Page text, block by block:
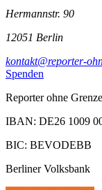
Hermannstr. 90
12051 Berlin
kontakt@reporter-
Spenden
Reporter ohne
IBAN: DE26 1009
BIC: BEVODEBB
Berliner Volksbank